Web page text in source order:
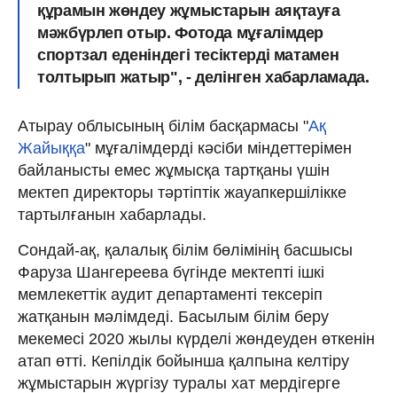
құрамын жөндеу жұмыстарын аяқтауға
мәжбүрлеп отыр. Фотода мұғалімдер
спортзал еденіндегі тесіктерді матамен
толтырып жатыр", - делінген хабарламада.
Атырау облысының білім басқармасы "Ақ
Жайыққа" мұғалімдерді кәсіби міндеттерімен
байланысты емес жұмысқа тартқаны үшін
мектеп директоры тәртіптік жауапкершілікке
тартылғанын хабарлады.
Сондай-ақ, қалалық білім бөлімінің басшысы
Фаруза Шангереева бүгінде мектепті ішкі
мемлекеттік аудит департаменті тексеріп
жатқанын мәлімдеді. Басылым білім беру
мекемесі 2020 жылы күрделі жөндеуден өткенін
атап өтті. Кепілдік бойынша қалпына келтіру
жұмыстарын жүргізу туралы хат мердігерге